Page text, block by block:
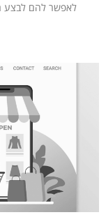
לאפשר להם לבצע